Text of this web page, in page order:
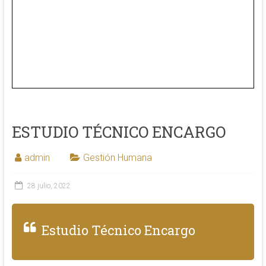
ESTUDIO TÉCNICO ENCARGO
admin Gestión Humana
28 julio, 2022
Estudio Técnico Encargo